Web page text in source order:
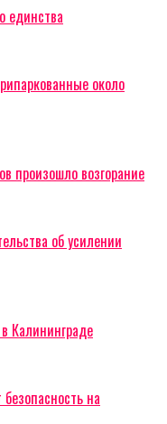
единства
около
произошло возгорание
об усилении
Калининграде
на